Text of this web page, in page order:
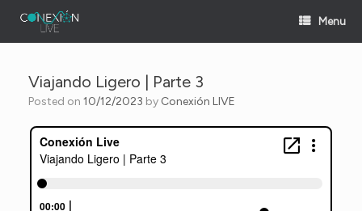
Menu
Viajando Ligero | Parte 3
Posted on 10/12/2023 by Conexión LIVE